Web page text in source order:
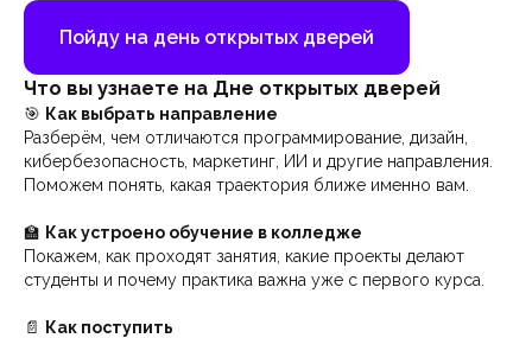
Пойду на день открытых дверей
Что вы узнаете на Дне открытых дверей
🎯 Как выбрать направление
Разберём, чем отличаются программирование, дизайн,
кибербезопасность, маркетинг, ИИ и другие направления.
Поможем понять, какая траектория ближе именно вам.
🏫 Как устроено обучение в колледже
Покажем, как проходят занятия, какие проекты делают
студенты и почему практика важна уже с первого курса.
📄
Как поступить